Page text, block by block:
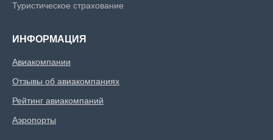
Туристическое страхование
ИНФОРМАЦИЯ
Авиакомпании
Отзывы об авиакомпаниях
Рейтинг авиакомпаний
Аэропорты